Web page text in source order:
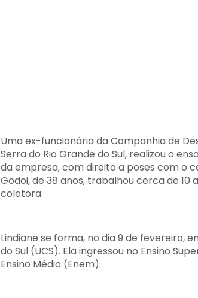
Uma ex-funcionária da Companhia de
Serra do Rio Grande do Sul, realizou o
da empresa, com direito a poses com o
Godoi, de 38 anos, trabalhou cerca de
coletora.
Lindiane se forma, no dia 9 de fevereiro,
do Sul (UCS). Ela ingressou no Ensino
Ensino Médio (Enem).